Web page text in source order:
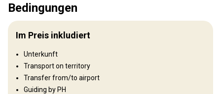
Jagdgebiet
Umzäunung:
Reviergröße:
Gesprochene Sprachen:
Jagdbetrieb seit:
Gelände
Bedingungen
Im Preis inkludiert
Unterkunft
Transport on territory
Transfer from/to airport
Guiding by PH